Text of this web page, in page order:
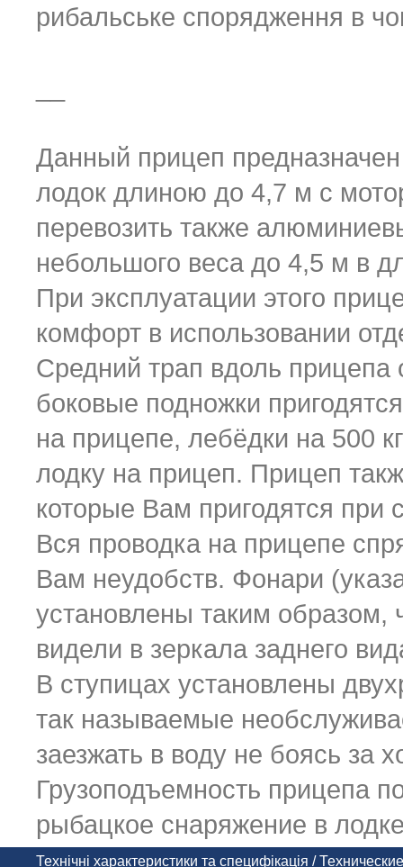
рибальське спорядження в
Данный прицеп
лодок длиною до 4,7 м с
перевозить также
небольшого веса до 4,5 м в
При эксплуатации этого
комфорт в использовании
Средний трап вдоль прицепа
боковые подножки
на прицепе, лебёдки на 500
лодку на прицеп. Прицеп
которые Вам пригодятся при
Вся проводка на прицепе
Вам неудобств. Фонари
установлены таким
видели в зеркала заднего
В ступицах установлены
так называемые
заезжать в воду не боясь за
Грузоподъемность прицепа
рыбацкое снаряжение в
Технічні характеристики та специфікація /